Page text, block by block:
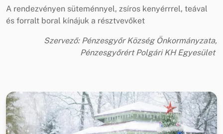
A rendezvényen süteménnyel, zsíros kenyérrrel, teával
és forralt boral kínájuk a résztvevőket
Szervező: Pénzesgyőr Község Önkormányzata,
Pénzesgyőrért Polgári KH Egyesület